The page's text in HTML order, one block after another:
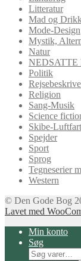
Litteratur
Mad og
Mode-Design
Mystik,
Natur
NEDSATTE
Politik
Religion
Sang-Musik
Science
Skibe-
Spejder
Sport
Sprog
Tegneserier
Western
© Den Gode Bog
Lavet med
Min konto
Søg
Søg